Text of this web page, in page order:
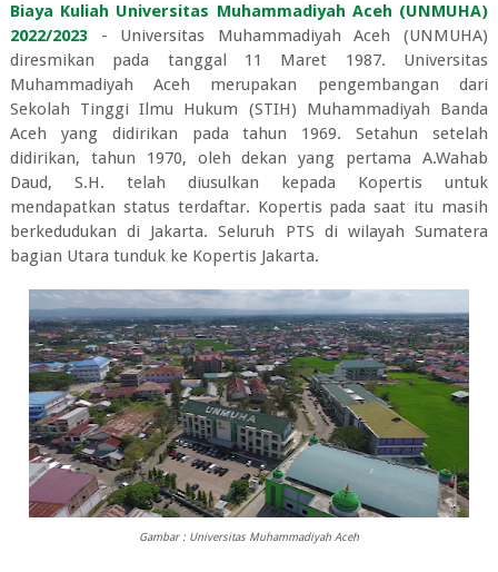
Biaya Kuliah Universitas Muhammadiyah Aceh (UNMUHA)
2022/2023- Universitas Muhammadiyah Aceh (UNMUHA)
diresmikan pada tanggal 11 Maret 1987. Universitas
Muhammadiyah Aceh merupakan pengembangan dari
Sekolah Tinggi Ilmu Hukum (STIH) Muhammadiyah Banda
Aceh yang didirikan pada tahun 1969. Setahun setelah
didirikan, tahun 1970, oleh dekan yang pertama A.Wahab
Daud, S.H. telah diusulkan kepada Kopertis untuk
mendapatkan status terdaftar. Kopertis pada saat itu masih
berkedudukan di Jakarta. Seluruh PTS di wilayah Sumatera
bagian Utara tunduk ke Kopertis Jakarta.
Gambar : Universitas Muhammadiyah Aceh